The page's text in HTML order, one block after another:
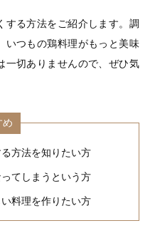
する方法をご紹介します。調
いつもの鶏料理がもっと美味
一切ありませんので、ぜひ気
め
方法を知りたい方
てしまうという方
料理を作りたい方